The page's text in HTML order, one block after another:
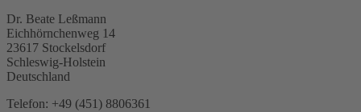
Dr. Beate Leßmann
Eichhörnchenweg 14
23617 Stockelsdorf
Schleswig-Holstein
Deutschland
Telefon: +49 (451) 8806361